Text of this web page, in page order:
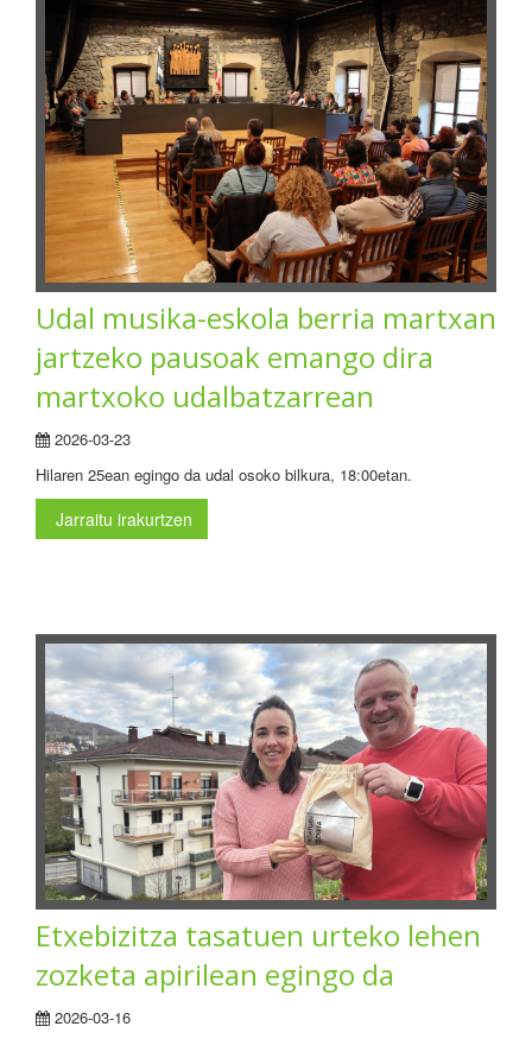
Udal musika-eskola berria martxan
jartzeko pausoak emango dira
martxoko udalbatzarrean
2026-03-23
Hilaren 25ean egingo da udal osoko bilkura, 18:00etan.
Jarraitu irakurtzen
Etxebizitza tasatuen urteko lehen
zozketa apirilean egingo da
2026-03-16